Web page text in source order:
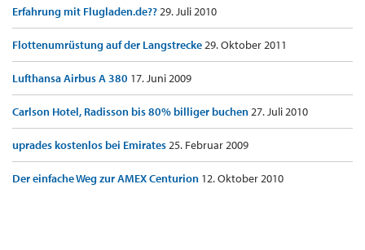
Erfahrung mit Flugladen.de??29. Juli 2010
Flottenumrüstung auf der Langstrecke29. Oktober 2011
Lufthansa Airbus A 380 17. Juni 2009
Carlson Hotel, Radisson bis 80% billiger buchen27. Juli 2010
uprades kostenlos bei Emirates25. Februar 2009
Der einfache Weg zur AMEX Centurion 12. Oktober 2010